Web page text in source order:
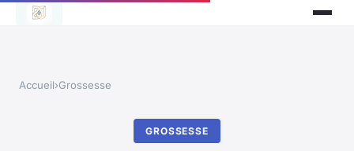
Accueil›Grossesse
GROSSESSE